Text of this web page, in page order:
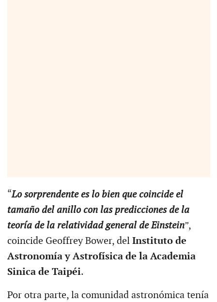
“Lo sorprendente es lo bien que coincide el
tamaño del anillo con las predicciones de la
teoría de la relatividad general de Einstein”,
coincide Geoffrey Bower, del Instituto de
Astronomía y Astrofísica de la Academia
Sinica de Taipéi.
Por otra parte, la comunidad astronómica tenía